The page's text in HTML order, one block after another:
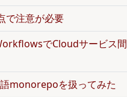
で注意が必要
でCloudサービス間
monorepoを扱ってみた